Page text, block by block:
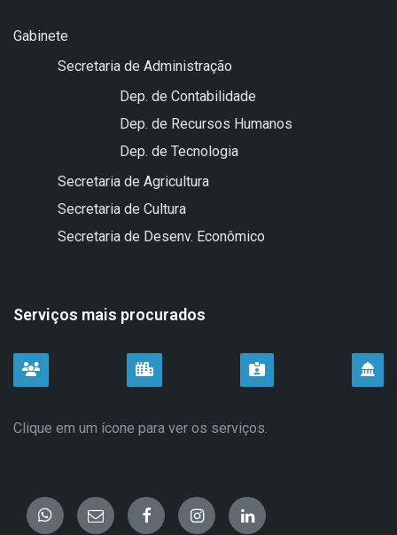
Gabinete
Secretaria de Administração
Dep. de Contabilidade
Dep. de Recursos Humanos
Dep. de Tecnologia
Secretaria de Agricultura
Secretaria de Cultura
Secretaria de Desenv. Econômico
Serviços mais procurados
CIDADÃO EMPRESAS SERVIDOR
Clique em um ícone para ver os serviços.
Fale
conosco
E- FacebookInstagramLinkedIn